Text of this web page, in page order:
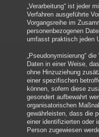
„Verarbeitung“ ist jeder
Verfahren ausgeführte
Vorgangsreihe im
personenbezogenen
umfasst praktisch jeden
„Pseudonymisierung“
Daten in einer Weise,
ohne Hinzuziehung
einer spezifischen
können, sofern diese
gesondert aufbewahrt
organisatorischen
gewährleisten, dass die
einer identifizierten oder
Person zugewiesen